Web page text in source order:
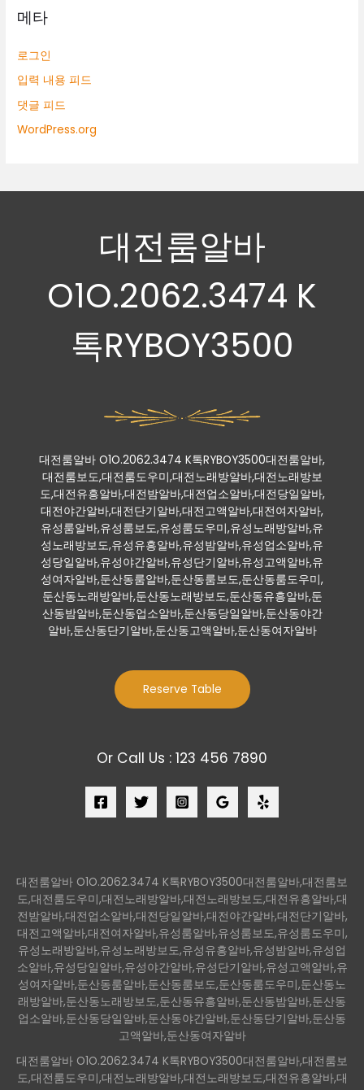
메타
로그인
입력 내용 피드
댓글 피드
WordPress.org
대전룸알바
O1O.2062.3474 K
톡RYBOY3500
대전룸알바 O1O.2062.3474 K톡RYBOY3500대전룸알바,
대전룸보도,대전룸도우미,대전노래방알바,대전노래방보
도,대전유흥알바,대전밤알바,대전업소알바,대전당일알바,
대전야간알바,대전단기알바,대전고액알바,대전여자알바,
유성룸알바,유성룸보도,유성룸도우미,유성노래방알바,유
성노래방보도,유성유흥알바,유성밤알바,유성업소알바,유
성당일알바,유성야간알바,유성단기알바,유성고액알바,유
성여자알바,둔산동룸알바,둔산동룸보도,둔산동룸도우미,
둔산동노래방알바,둔산동노래방보도,둔산동유흥알바,둔
산동밤알바,둔산동업소알바,둔산동당일알바,둔산동야간
알바,둔산동단기알바,둔산동고액알바,둔산동여자알바
Reserve Table
Or Call Us : 123 456 7890
대전룸알바 O1O.2062.3474 K톡RYBOY3500대전룸알바,대전룸보
도,대전룸도우미,대전노래방알바,대전노래방보도,대전유흥알바,대
전밤알바,대전업소알바,대전당일알바,대전야간알바,대전단기알바,
대전고액알바,대전여자알바,유성룸알바,유성룸보도,유성룸도우미,
유성노래방알바,유성노래방보도,유성유흥알바,유성밤알바,유성업
소알바,유성당일알바,유성야간알바,유성단기알바,유성고액알바,유
성여자알바,둔산동룸알바,둔산동룸보도,둔산동룸도우미,둔산동노
래방알바,둔산동노래방보도,둔산동유흥알바,둔산동밤알바,둔산동
업소알바,둔산동당일알바,둔산동야간알바,둔산동단기알바,둔산동
고액알바,둔산동여자알바
대전룸알바 O1O.2062.3474 K톡RYBOY3500대전룸알바,대전룸보
도,대전룸도우미,대전노래방알바,대전노래방보도,대전유흥알바,대